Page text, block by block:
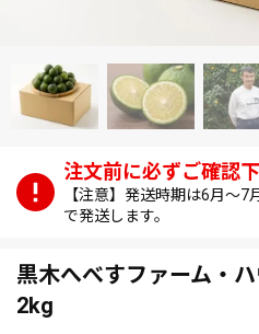
【注意】発送時期は6月～
で発送します。
黒木へべすファーム・ハ
2kg